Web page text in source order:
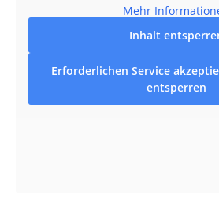
Mehr
Inhalt
Erforderlichen Service
entsperren